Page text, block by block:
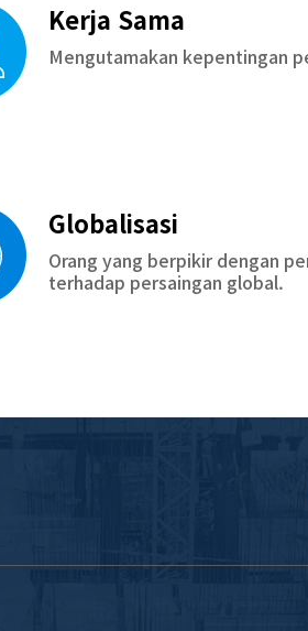
Kerja Sama
Mengutamakan kepentingan
Globalisasi
Orang yang berpikir dengan
terhadap persaingan global.